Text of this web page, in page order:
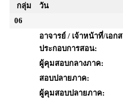
กลุ่ม
วัน
06
อาจารย์ / เจ้าหน้าที่/เอก
ประกอบการสอน:
ผู้คุมสอบกลางภาค:
สอบปลายภาค:
ผู้คุมสอบปลายภาค: